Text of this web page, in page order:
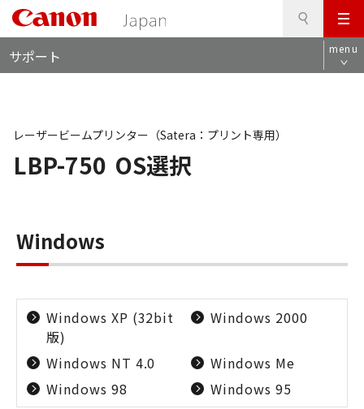
メ
ニ
ュ
サポート menu
LBP-750 OS選択
レーザービームプリンター（Satera：プリント専用）
Windows
Windows XP (32bit
版)
Windows 2000
Windows NT 4.0
Windows Me
Windows 98
Windows 95